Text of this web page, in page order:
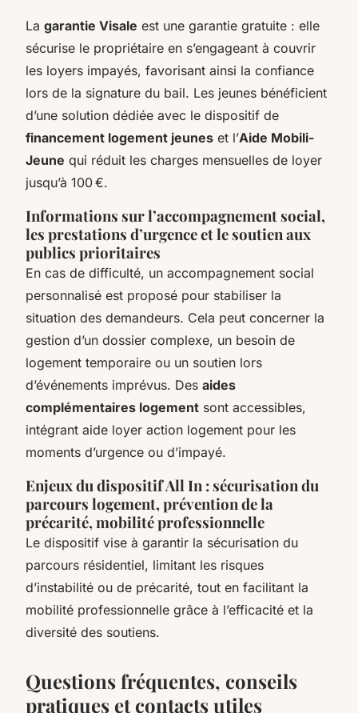
La garantie Visale est une garantie gratuite : elle
sécurise le propriétaire en s’engageant à couvrir
les loyers impayés, favorisant ainsi la confiance
lors de la signature du bail. Les jeunes bénéficient
d’une solution dédiée avec le dispositif de
financement logement jeunes et l’Aide Mobili-
Jeune qui réduit les charges mensuelles de loyer
jusqu’à 100 €.
Informations sur l’accompagnement social,
les prestations d’urgence et le soutien aux
publics prioritaires
En cas de difficulté, un accompagnement social
personnalisé est proposé pour stabiliser la
situation des demandeurs. Cela peut concerner la
gestion d’un dossier complexe, un besoin de
logement temporaire ou un soutien lors
d’événements imprévus. Des aides
complémentaires logement sont accessibles,
intégrant aide loyer action logement pour les
moments d’urgence ou d’impayé.
Enjeux du dispositif All In : sécurisation du
parcours logement, prévention de la
précarité, mobilité professionnelle
Le dispositif vise à garantir la sécurisation du
parcours résidentiel, limitant les risques
d’instabilité ou de précarité, tout en facilitant la
mobilité professionnelle grâce à l’efficacité et la
diversité des soutiens.
Questions fréquentes, conseils
pratiques et contacts utiles